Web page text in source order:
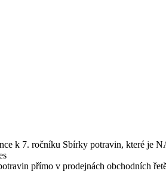
k 7. ročníku Sbírky potravin, které je
přímo v prodejnách obchodních